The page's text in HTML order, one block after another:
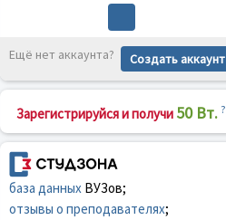
Ещё нет аккаунта? Создать аккаунт
Зарегистрируйся и получи 50 Вт. ?
база данныхВУЗов;
отзывы о преподавателях;